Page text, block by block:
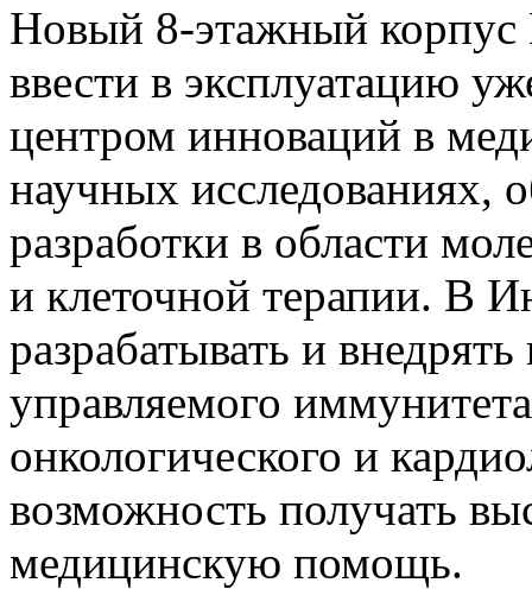
Новый 8-этажный
ввести в эксплуатацию
центром инноваций в
научных исследованиях,
разработки в области
и клеточной терапии. В
разрабатывать и
управляемого
онкологического и
возможность получать
медицинскую помощь.